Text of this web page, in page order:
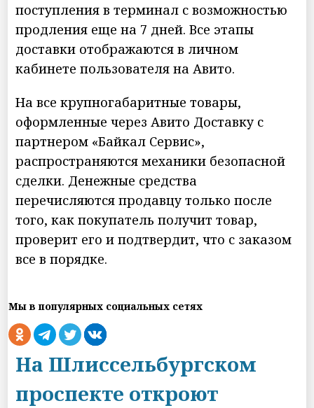
поступления в терминал с возможностью
продления еще на 7 дней. Все этапы
доставки отображаются в личном
кабинете пользователя на Авито.
На все крупногабаритные товары,
оформленные через Авито Доставку с
партнером «Байкал Сервис»,
распространяются механики безопасной
сделки. Денежные средства
перечисляются продавцу только после
того, как покупатель получит товар,
проверит его и подтвердит, что с заказом
все в порядке.
Мы в популярных социальных сетях
На Шлиссельбургском
проспекте откроют